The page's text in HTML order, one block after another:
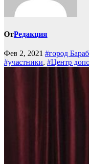
ОтРедакция
Фев 2, 2021 #город
#участники, #Центр